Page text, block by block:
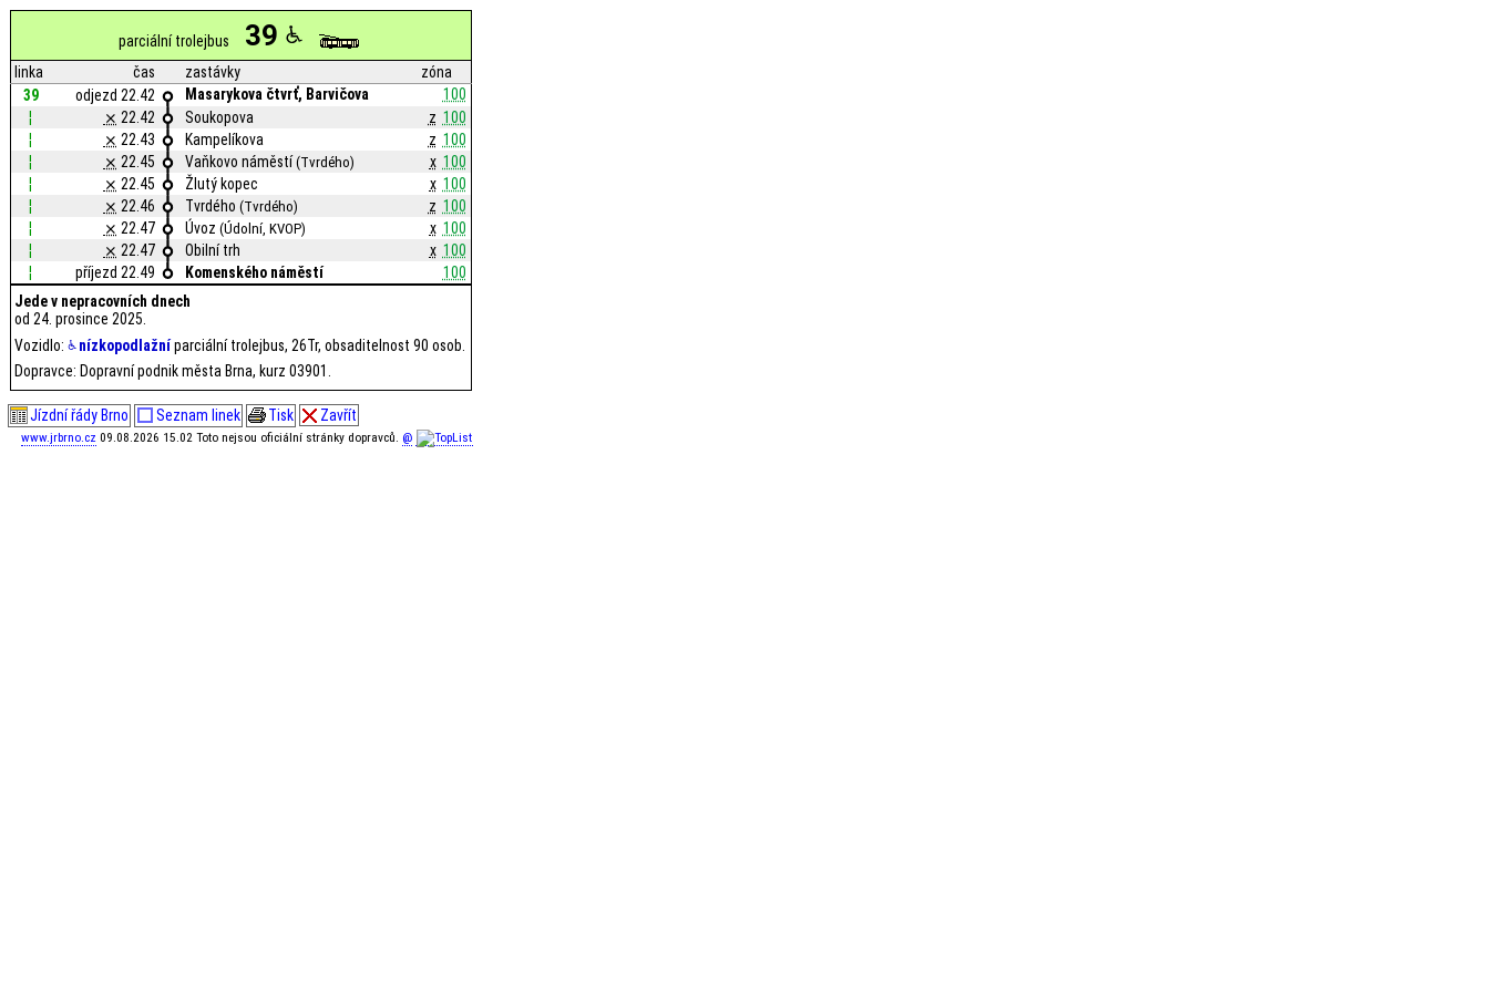
parciální trolejbus 39
linka čas zastávky
zóna
39
odjezd 22.42 Masarykova čtvrť, Barvičova
100
¦
⨯ 22.42 Soukopova z 100
¦
⨯ 22.43 Kampelíkova z 100
¦
⨯ 22.45 Vaňkovo náměstí(Tvrdého) x 100
¦
⨯ 22.45 Žlutý kopec x 100
¦
⨯ 22.46 Tvrdého(Tvrdého) z 100
¦
⨯ 22.47 Úvoz(Údolní, KVOP) x 100
¦
⨯ 22.47 Obilní trh x 100
¦
příjezd 22.49 Komenského náměstí
100
Jede v nepracovních dnech
od 24. prosince 2025.
Vozidlo: nízkopodlažníparciální trolejbus, 26Tr, obsaditelnost 90 osob.
Dopravce: Dopravní podnik města Brna, kurz 03901.
Jízdní řády Brno Seznam linek Tisk Zavřít
www.jrbrno.cz 09.08.2026 15.02 Toto nejsou oficiální stránky dopravců. @